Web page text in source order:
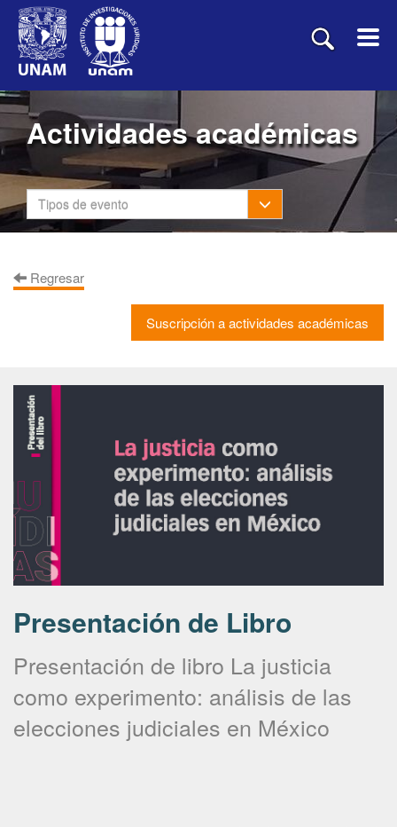
Actividades académicas
Tipos de evento Toggle Dropdown
Regresar
Suscripción a actividades académicas
Presentación de Libro
Presentación de libro La justicia
como experimento: análisis de las
elecciones judiciales en México